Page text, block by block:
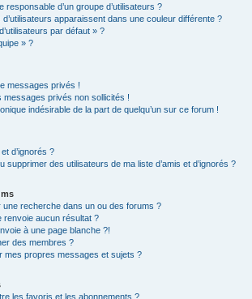
responsable d’un groupe d’utilisateurs ?
apparaissent dans une couleur différente ?
par défaut » ?
» ?
messages privés !
privés non sollicités !
indésirable de la part de quelqu’un sur ce forum !
d’ignorés ?
supprimer des utilisateurs de ma liste d’amis et d’ignorés ?
une recherche dans un ou des forums ?
renvoie aucun résultat ?
à une page blanche ?!
des membres ?
mes propres messages et sujets ?
les favoris et les abonnements ?